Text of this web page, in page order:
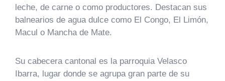
leche, de carne o como productores. Destacan sus
balnearios de agua dulce como El Congo, El Limón,
Macul o Mancha de Mate.
Su cabecera cantonal es la parroquia Velasco
Ibarra, lugar donde se agrupa gran parte de su